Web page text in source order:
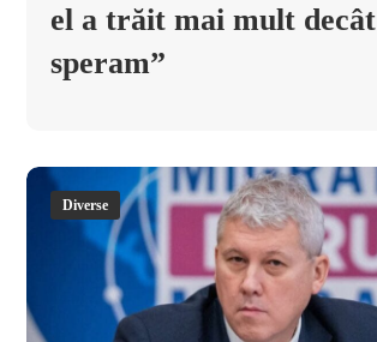
el a trăit mai mult decât
speram”
Diverse